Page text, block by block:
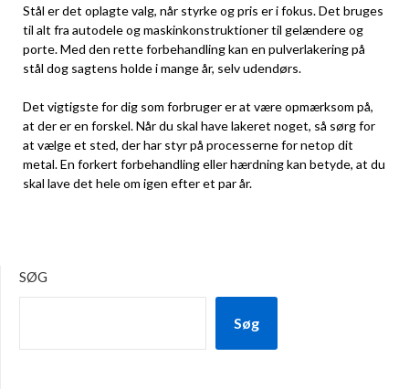
Stål er det oplagte valg, når styrke og pris er i fokus. Det bruges
til alt fra autodele og maskinkonstruktioner til gelændere og
porte. Med den rette forbehandling kan en pulverlakering på
stål dog sagtens holde i mange år, selv udendørs.
Det vigtigste for dig som forbruger er at være opmærksom på,
at der er en forskel. Når du skal have lakeret noget, så sørg for
at vælge et sted, der har styr på processerne for netop dit
metal. En forkert forbehandling eller hærdning kan betyde, at du
skal lave det hele om igen efter et par år.
SØG
Søg